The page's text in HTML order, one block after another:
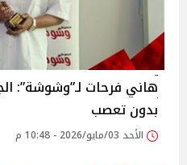
هاني فرحات لـ”وشوشة”:
بدون تعصب
الأحد 03/مايو/2026 - 10:48 م